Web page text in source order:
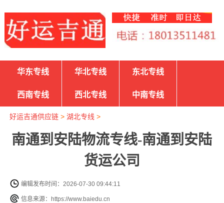
华东专线 华北专线 东北专线
西南专线 西北专线 中南专线
好运吉通供应链> 湖北专线 >
南通到安陆物流专线-南通到安陆
货运公司
编辑发布时间：2026-07-30 09:44:11
信息来源：https://www.baiedu.cn